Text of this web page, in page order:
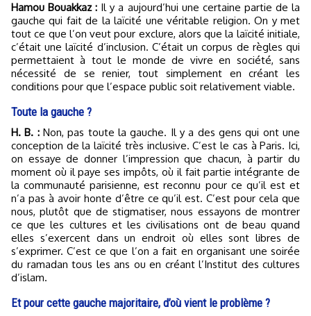
Hamou Bouakkaz : Il y a aujourd’hui une certaine partie de la
gauche qui fait de la laïcité une véritable religion. On y met
tout ce que l’on veut pour exclure, alors que la laïcité initiale,
c’était une laïcité d’inclusion. C’était un corpus de règles qui
permettaient à tout le monde de vivre en société, sans
nécessité de se renier, tout simplement en créant les
conditions pour que l’espace public soit relativement viable.
Toute la gauche ?
H. B. : Non, pas toute la gauche. Il y a des gens qui ont une
conception de la laïcité très inclusive. C’est le cas à Paris. Ici,
on essaye de donner l’impression que chacun, à partir du
moment où il paye ses impôts, où il fait partie intégrante de
la communauté parisienne, est reconnu pour ce qu’il est et
n’a pas à avoir honte d’être ce qu’il est. C’est pour cela que
nous, plutôt que de stigmatiser, nous essayons de montrer
ce que les cultures et les civilisations ont de beau quand
elles s’exercent dans un endroit où elles sont libres de
s’exprimer. C’est ce que l’on a fait en organisant une soirée
du ramadan tous les ans ou en créant l’Institut des cultures
d’islam.
Et pour cette gauche majoritaire, d’où vient le problème ?